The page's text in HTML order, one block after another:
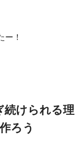
ー！
続けられる理
ろう